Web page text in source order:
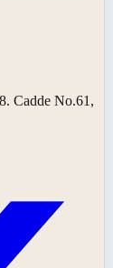
Cadde No.61,